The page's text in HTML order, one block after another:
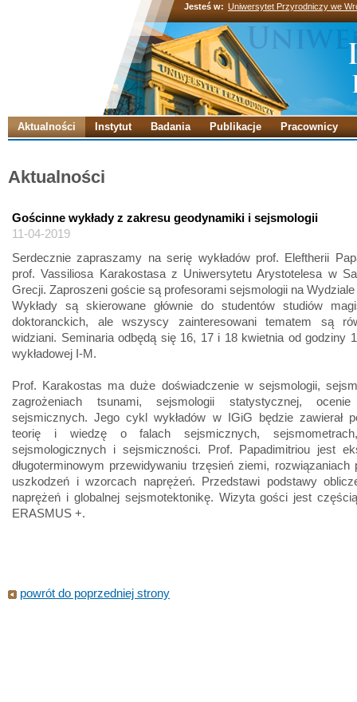
Jesteś w: Uniwersytet Przyrodniczy we
Aktualności Instytut Badania Publikacje Pracownicy
Aktualności
Gościnne wykłady z zakresu geodynamiki i sejsmologii
11-04-2019
Serdecznie zapraszamy na serię wykładów prof. Eleftherii
prof. Vassiliosa Karakostasa z Uniwersytetu Arystotelesa w
Grecji. Zaproszeni goście są profesorami sejsmologii na
Wykłady są skierowane głównie do studentów studiów
doktoranckich, ale wszyscy zainteresowani tematem są
widziani. Seminaria odbędą się 16, 17 i 18 kwietnia od godziny
wykładowej I-M.
Prof. Karakostas ma duże doświadczenie w sejsmologii,
zagrożeniach tsunami, sejsmologii statystycznej,
sejsmicznych. Jego cykl wykładów w IGiG będzie zawierał
teorię i wiedzę o falach sejsmicznych,
sejsmologicznych i sejsmiczności. Prof. Papadimitriou jest
długoterminowym przewidywaniu trzęsień ziemi, rozwiązaniach
uszkodzeń i wzorcach naprężeń. Przedstawi podstawy
naprężeń i globalnej sejsmotektonikę. Wizyta gości jest
ERASMUS +.
powrót do poprzedniej strony